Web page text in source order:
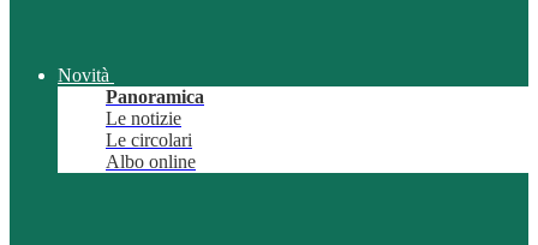
Novità
Panoramica
Le notizie
Le circolari
Albo online